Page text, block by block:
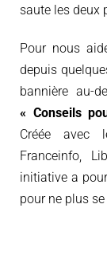
saute les deux
Pour nous
depuis
bannière au-
« Conseils
Créée avec
Franceinfo,
initiative a
pour ne plus